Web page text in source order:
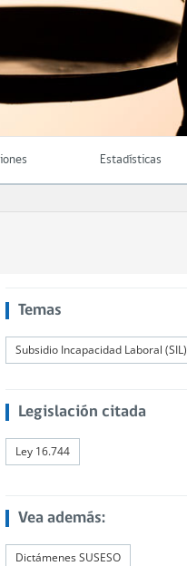
Estadísticas
Temas
Subsidio Incapacidad Laboral (SIL)
Legislación citada
Ley 16.744
Vea además:
Dictámenes SUSESO